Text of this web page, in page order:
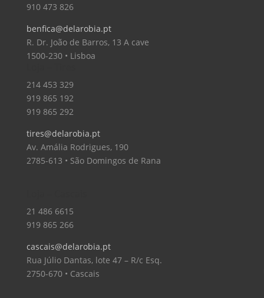
910 473 826
benfica@delarobia.pt
R. Dr. João de Barros, 13 A cave
1500-230 • Lisboa
214 453 329
919 865 192
919 865 292
tires@delarobia.pt
Av. Amália Rodrigues, 190
2785-613 • São Domingos de Rana
21 486 6615
919 865 266
cascais@delarobia.pt
Rua Júlio Dantas, lote 47 – R/c Esq.
2750-670 • Cascais